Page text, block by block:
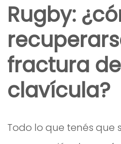
Rugby:
fractura de
clavícula?
Todo lo que tenés que